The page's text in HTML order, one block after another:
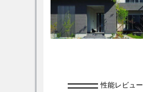
性能レビュー